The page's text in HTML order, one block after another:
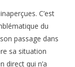
C’est
du
passage dans
sa situation
direct qui n’a